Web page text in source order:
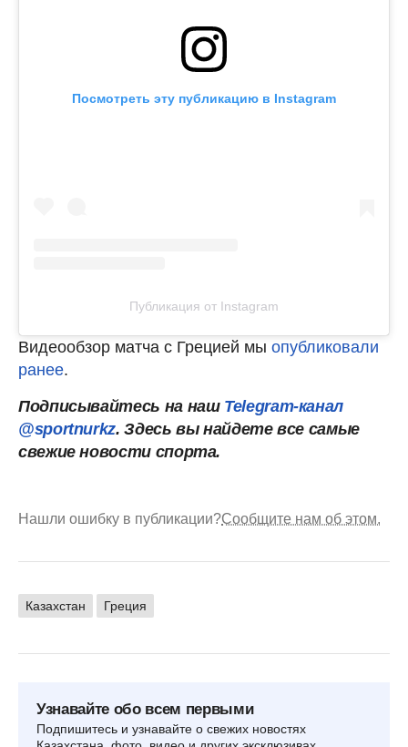
Посмотреть эту публикацию в Instagram
Публикация от Instagram
Видеообзор матча с Грецией мы опубликовали
ранее.
Подписывайтесь на наш Telegram-канал
@sportnurkz. Здесь вы найдете все самые
свежие новости спорта.
Нашли ошибку в публикации?Сообщите нам об этом.
Казахстан Греция
Узнавайте обо всем первыми
Подпишитесь и узнавайте о свежих новостях